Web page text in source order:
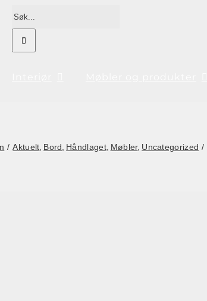
Søk
etter:
Aktuelt Bord Håndlaget Møbler Uncategorized